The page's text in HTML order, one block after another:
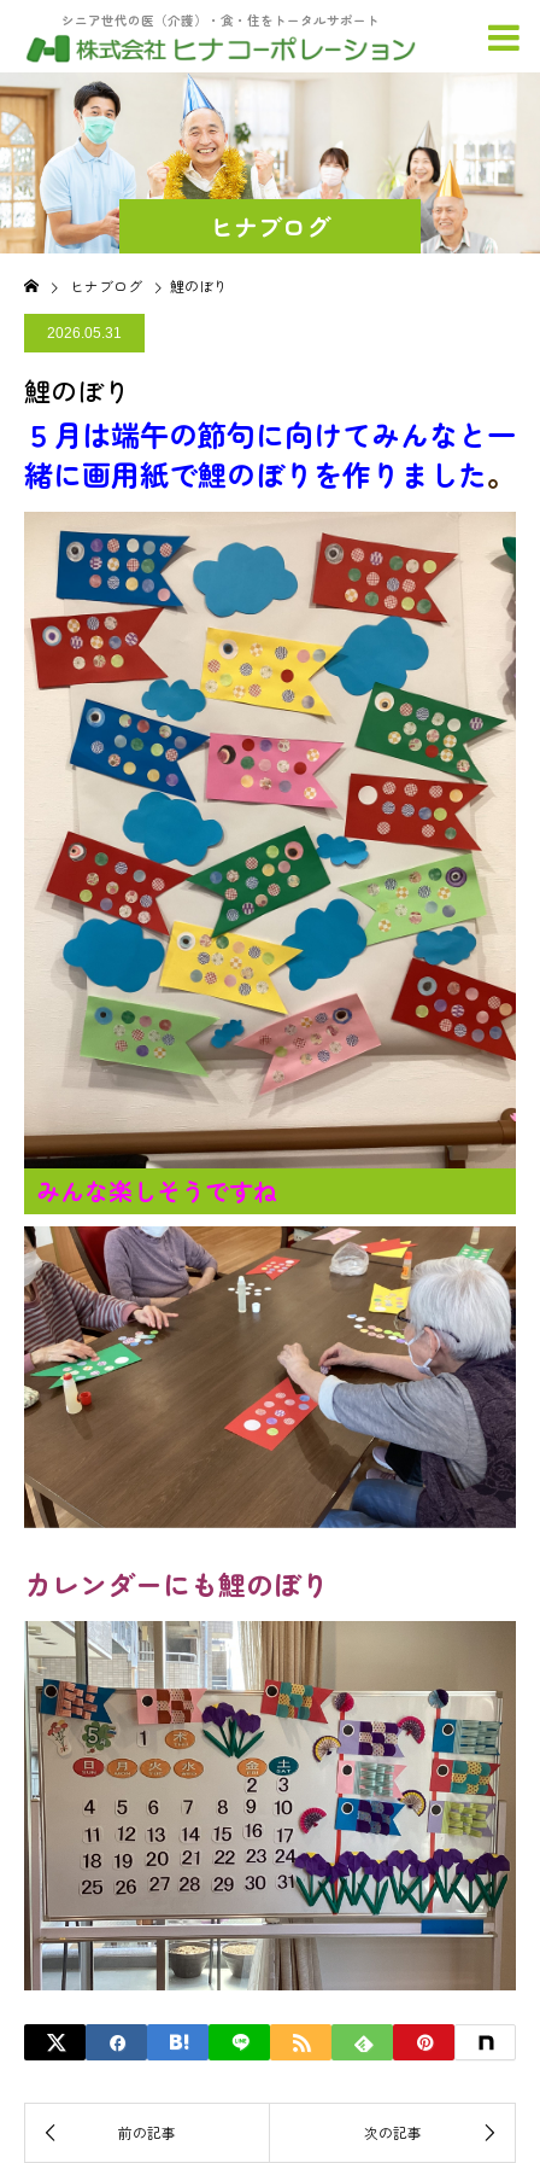
シニア世代の医（介護）・食・住をトータルサポート
ヒナブログ
ヒナブログ 鯉のぼり
2026.05.31
鯉のぼり
５月は端午の節句に向けてみんなと一
緒に画用紙で鯉のぼりを作りました。
みんな楽しそうですね
カレンダーにも鯉のぼり